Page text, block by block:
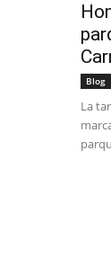
Blog
La